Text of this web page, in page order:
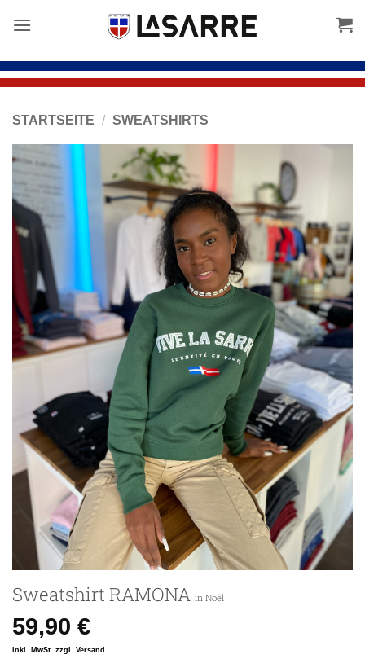
springen
STARTSEITE / SWEATSHIRTS
Sweatshirt RAMONA in Noël
59,90 €
inkl. MwSt. zzgl. Versand